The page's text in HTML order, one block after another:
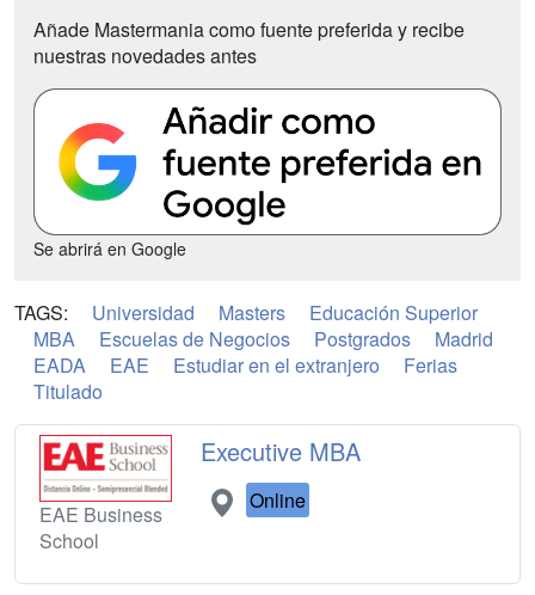
Añade Mastermania como fuente preferida y recibe
nuestras novedades antes
Se abrirá en Google
TAGS: Universidad Masters
Educación Superior
MBA
Escuelas de Negocios Postgrados
Madrid
EADA
EAE Estudiar en el extranjero
Ferias
Titulado
EAE Business
School
Executive MBA
Online